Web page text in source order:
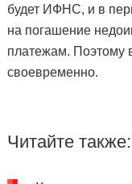
будет ИФНС, и в
на погашение
платежам. Поэтому
своевременно.
Читайте также: